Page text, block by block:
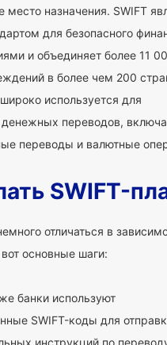
место назначения. SWIFT
для безопасного
и объединяет более 11
в более чем 200
используется для
переводов,
переводы и валютные
SWIFT-
отличаться в
основные шаги:
банки используют
SWIFT-коды для
инструкций по